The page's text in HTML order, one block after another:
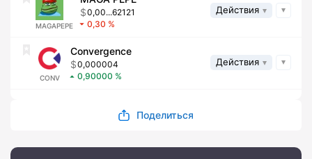
MAGAPEPE
0,00...62121
0,30
Действия
CONV
Convergence
0,000004
0,90000
Действия
Поделиться